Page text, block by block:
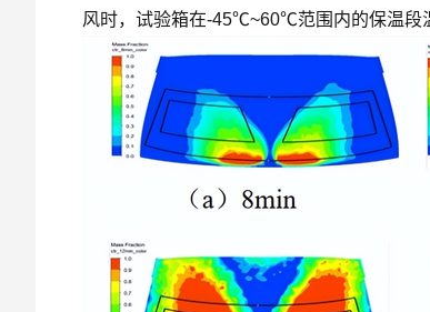
风时，试验箱在-45℃~60℃范围内的保温段